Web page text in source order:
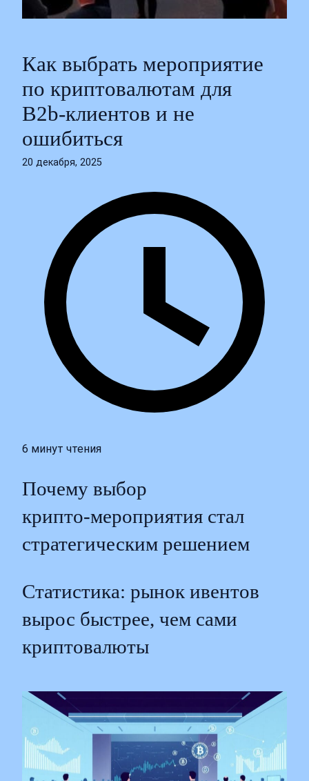
Как выбрать мероприятие
по криптовалютам для
B2b‑клиентов и не
ошибиться
20 декабря, 2025
6 минут чтения
Почему выбор
крипто‑мероприятия стал
стратегическим решением
Статистика: рынок ивентов
вырос быстрее, чем сами
криптовалюты